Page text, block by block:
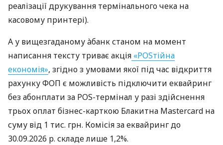
реалізації друкування термінального чека на
касовому принтері).
А у вищезгаданому àбанк станом на момент
написання тексту триває акція «POSтійна
економія», згідно з умовами якої під час відкриття
рахунку ФОП є можливість підключити еквайринг
без абонплати за POS-термінал у разі здійснення
трьох оплат бізнес-карткою Блакитна Mastercard на
суму від 1 тис. грн. Комісія за еквайринг до
30.09.2026 р. складе лише 1,2%.